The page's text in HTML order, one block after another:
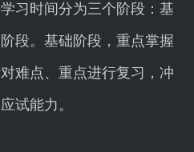
习时间分为三个阶段：基
段。基础阶段，重点掌握
难点、重点进行复习，冲
试能力。